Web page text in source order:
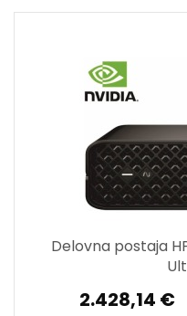
Delovna postaja
2.428,14 €